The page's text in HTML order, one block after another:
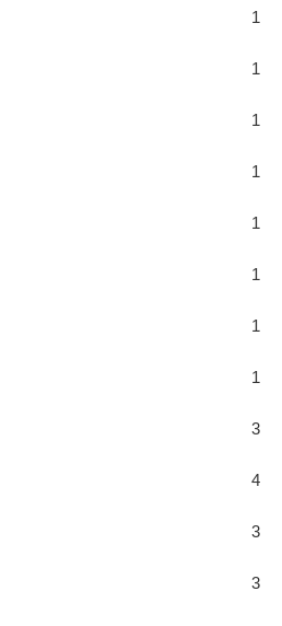
1
1
1
1
1
1
1
1
3
4
3
3